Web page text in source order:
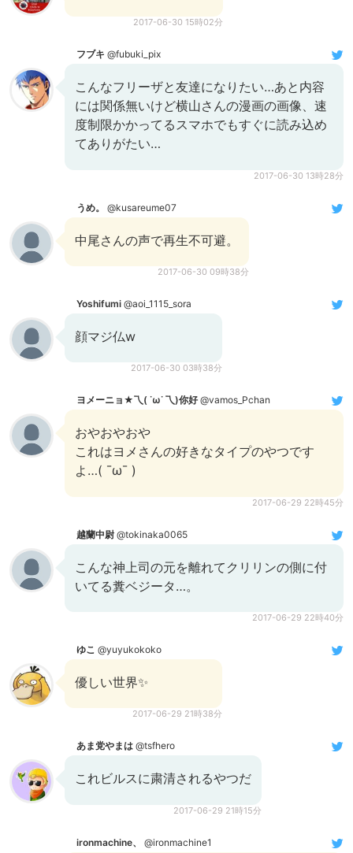
2017-06-30 15時02分
フブキ @fubuki_pix
こんなフリーザと友達になりたい…あと内容
には関係無いけど横山さんの漫画の画像、速
度制限かかってるスマホでもすぐに読み込め
てありがたい…
2017-06-30 13時28分
うめ。 @kusareume07
中尾さんの声で再生不可避。
2017-06-30 09時38分
Yoshifumi @aoi_1115_sora
顔マジ仏w
2017-06-30 03時38分
ヨメーニョ★乁( ˙ω˙ 乁)你好 @vamos_Pchan
おやおやおや
これはヨメさんの好きなタイプのやつです
よ…( ¯ω¯ )
2017-06-29 22時45分
越蘭中尉 @tokinaka0065
こんな神上司の元を離れてクリリンの側に付
いてる糞ベジータ…。
2017-06-29 22時40分
ゆこ @yuyukokoko
優しい世界✨
2017-06-29 21時38分
あま党やまは @tsfhero
これビルスに粛清されるやつだ
2017-06-29 21時15分
ironmachine、 @ironmachine1